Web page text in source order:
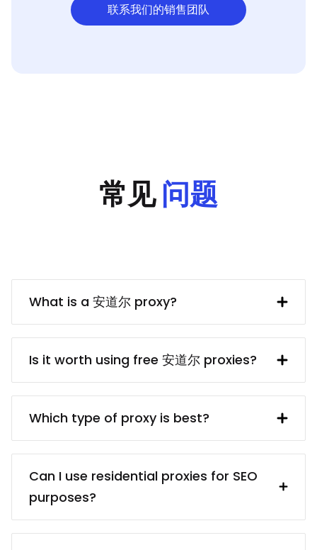
联系我们的销售团队
常见问题
What is a 安道尔 proxy?
A 安道尔 IP address provided by a proxy
server. In turn, the proxy server obtains
said IP address from a UK resident. Using
British websites and services (e.g.
collecting data from them) much easier.
Is it worth using free 安道尔 proxies?
free 安道尔 proxy servers usually are
dangerous because of the privacy and
security risks. Even if finding a reliable
time, it’s worth it because paid proxies
usually come from reliable sources.
You’ll be sure that your proxies are
ethically obtained, and you won’t have
Which type of proxy is best?
There are different proxy types for
different targets: for example,
residential proxies (real devices) vs.
data center proxies (cheaper); static
proxies (better for services that require
Can I use residential proxies for SEO
purposes?
Certainly! Our residential proxies are